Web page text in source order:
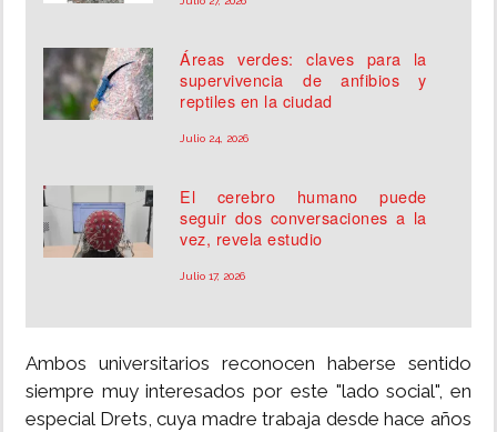
Áreas verdes: claves para la
supervivencia de anfibios y
reptiles en la ciudad
Julio 24, 2026
El cerebro humano puede
seguir dos conversaciones a la
vez, revela estudio
Julio 17, 2026
Ambos universitarios reconocen haberse sentido
siempre muy interesados por este "lado social", en
especial Drets, cuya madre trabaja desde hace años